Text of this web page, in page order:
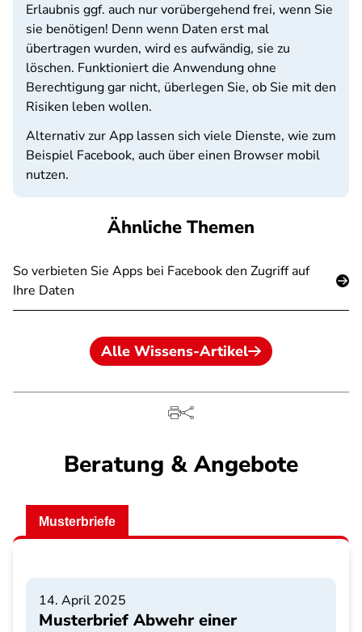
Erlaubnis ggf. auch nur vorübergehend frei, wenn Sie
sie benötigen! Denn wenn Daten erst mal
übertragen wurden, wird es aufwändig, sie zu
löschen. Funktioniert die Anwendung ohne
Berechtigung gar nicht, überlegen Sie, ob Sie mit den
Risiken leben wollen.
Alternativ zur App lassen sich viele Dienste, wie zum
Beispiel Facebook, auch über einen Browser mobil
nutzen.
Ähnliche Themen
So verbieten Sie Apps bei Facebook den Zugriff auf
Ihre Daten
Alle Wissens-Artikel
Beratung & Angebote
Musterbriefe
14. April 2025
Musterbrief Abwehr einer